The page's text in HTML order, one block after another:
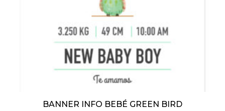
BANNER INFO BEBÉ GREEN BIRD